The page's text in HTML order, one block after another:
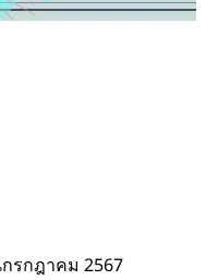
กรกฎาคม 2567